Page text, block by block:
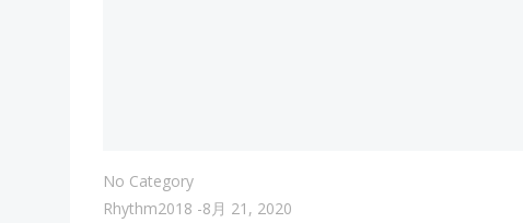
No Category
Rhythm2018 -8月 21, 2020